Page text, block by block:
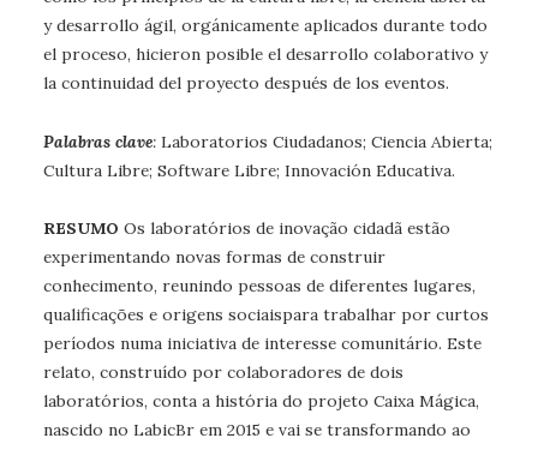
y desarrollo ágil, orgánicamente aplicados durante todo
el proceso, hicieron posible el desarrollo colaborativo y
la continuidad del proyecto después de los eventos.
Palabras clave: Laboratorios Ciudadanos; Ciencia Abierta;
Cultura Libre; Software Libre; Innovación Educativa.
RESUMO Os laboratórios de inovação cidadã estão
experimentando novas formas de construir
conhecimento, reunindo pessoas de diferentes lugares,
qualificações e origens sociaispara trabalhar por curtos
períodos numa iniciativa de interesse comunitário. Este
relato, construído por colaboradores de dois
laboratórios, conta a história do projeto Caixa Mágica,
nascido no LabicBr em 2015 e vai se transformando ao